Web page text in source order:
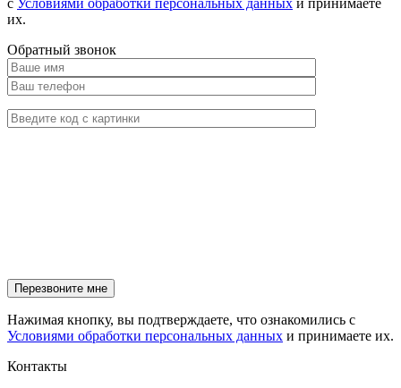
с Условиями обработки персональных данных и принимаете
их.
Обратный звонок
Нажимая кнопку, вы подтверждаете, что ознакомились с
Условиями обработки персональных данных и принимаете их.
Контакты